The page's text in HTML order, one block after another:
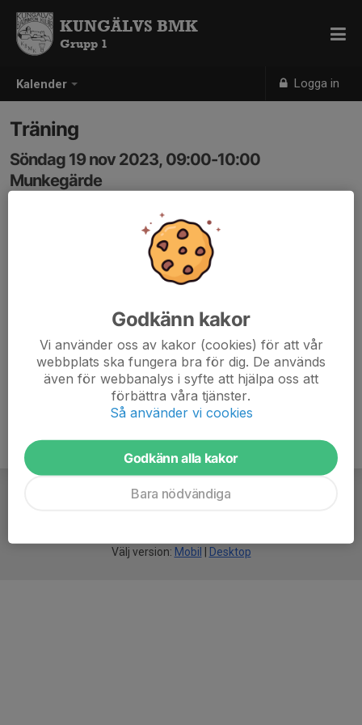
Kalender Logga in
KUNGÄLVS BMK
Grupp 1
Träning
Söndag 19 nov 2023, 09:00-10:00
Munkegärde
Välj version: Mobil Desktop
Godkänn kakor
Vi använder oss av kakor (cookies) för att vår
webbplats ska fungera bra för dig. De används
även för webbanalys i syfte att hjälpa oss att
förbättra våra tjänster.
Så använder vi cookies
Godkänn alla kakor
Bara nödvändiga